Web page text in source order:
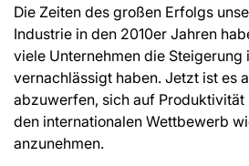
Die Zeiten des großen Erfolgs
Industrie in den 2010er Jahren
viele Unternehmen die
vernachlässigt haben. Jetzt ist es
abzuwerfen, sich auf Produktivität
den internationalen Wettbewerb
anzunehmen.